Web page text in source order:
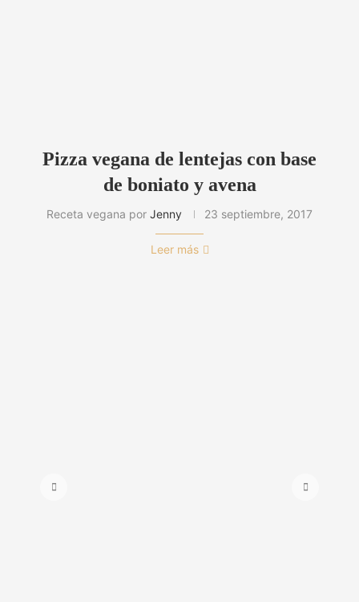
Pizza vegana de lentejas con base
de boniato y avena
Receta vegana por Jenny 23 septiembre, 2017
Leer más